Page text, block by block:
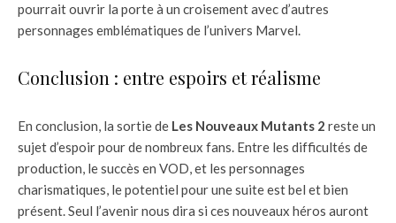
pourrait ouvrir la porte à un croisement avec d’autres
personnages emblématiques de l’univers Marvel.
Conclusion : entre espoirs et réalisme
En conclusion, la sortie de Les Nouveaux Mutants 2 reste un
sujet d’espoir pour de nombreux fans. Entre les difficultés de
production, le succès en VOD, et les personnages
charismatiques, le potentiel pour une suite est bel et bien
présent. Seul l’avenir nous dira si ces nouveaux héros auront